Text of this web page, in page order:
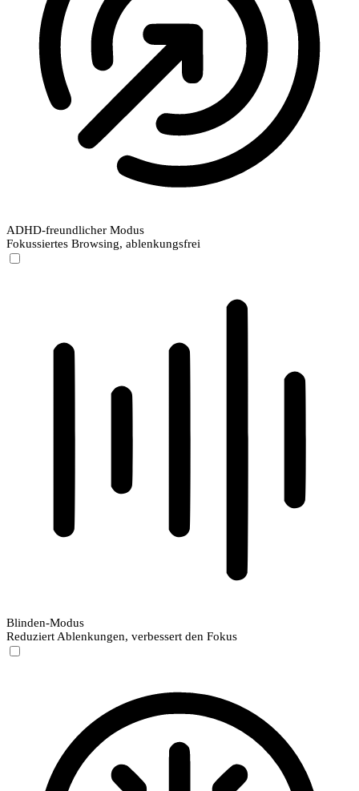
ADHD-freundlicher Modus
Fokussiertes Browsing, ablenkungsfrei
Blinden-Modus
Reduziert Ablenkungen, verbessert den Fokus